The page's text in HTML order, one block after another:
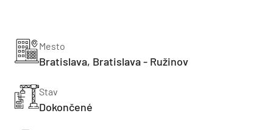
Mesto
Bratislava, Bratislava - Ružinov
Stav
Dokončené